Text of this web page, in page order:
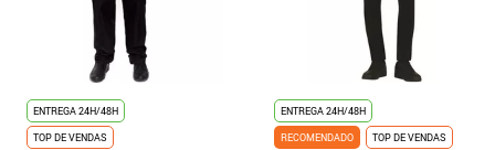
ENTREGA 24H/48H
TOP DE VENDAS
ENTREGA 24H/48H
RECOMENDADO
TOP DE VENDAS